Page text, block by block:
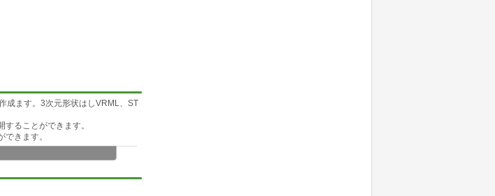
成ます。3次元形状はしVRML、ST
ることができます。
きます。